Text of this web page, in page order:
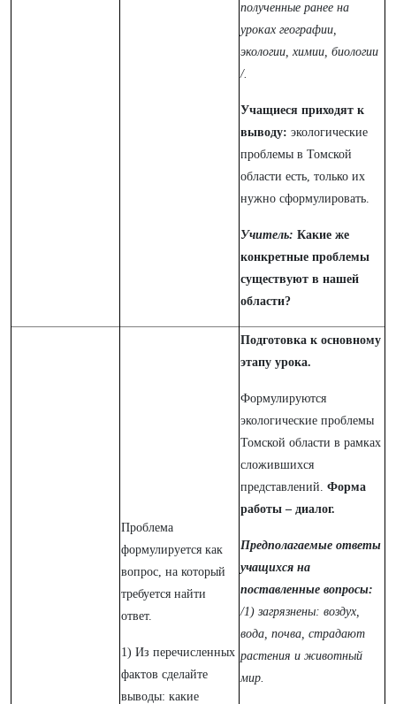
полученные ранее на
уроках географии,
экологии, химии, биологии
/.
Учащиеся приходят к
выводу: экологические
проблемы в Томской
области есть, только их
нужно сформулировать.
Учитель: Какие же
конкретные проблемы
существуют в нашей
области?
Проблема
формулируется как
вопрос, на который
требуется найти
ответ.
1) Из перечисленных
фактов сделайте
выводы: какие
Подготовка к основному
этапу урока.
Формулируются
экологические проблемы
Томской области в рамках
сложившихся
представлений. Форма
работы – диалог.
Предполагаемые ответы
учащихся на
поставленные вопросы:
/1) загрязнены: воздух,
вода, почва, страдают
растения и животный
мир.